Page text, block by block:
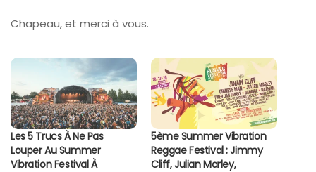
Chapeau, et merci à vous.
Les 5 Trucs À Ne Pas
Louper Au Summer
Vibration Festival À
5ème Summer Vibration
Reggae Festival : Jimmy
Cliff, Julian Marley,